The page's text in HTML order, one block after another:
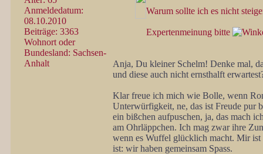
Anmeldedatum:
08.10.2010
Beiträge: 3363
Wohnort oder
Bundesland: Sachsen-
Anhalt
Warum sollte ich es nicht
Expertenmeinung bitte
Anja, Du kleiner Schelm! Denke mal,
und diese auch nicht ernsthalft
Klar freue ich mich wie Bolle, wenn
Unterwürfigkeit, ne, das ist Freude pur
ein bißchen aufpuschen, ja, das mach
am Ohrläppchen. Ich mag zwar ihre
wenn es Wuffel glücklich macht. Mir ist
ist: wir haben gemeinsam Spass.